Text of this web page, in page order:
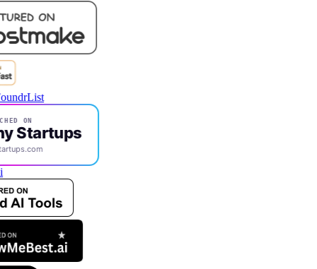
ON
Startups